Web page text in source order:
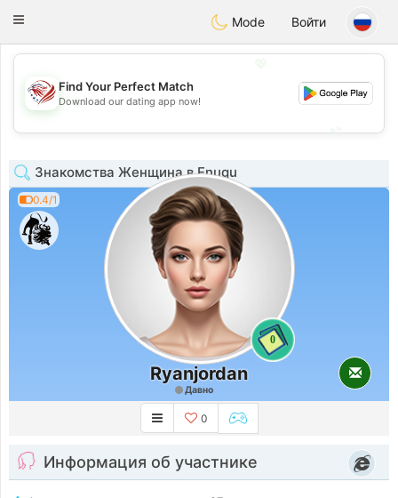
Dating
Toggle
Mode Войти
💖
💕
Find Your Perfect Match
Download our dating app now!
Знакомства Женщина в Enugu
0.4/1
0
Ryanjordan
Давно
0
Информация об участнике